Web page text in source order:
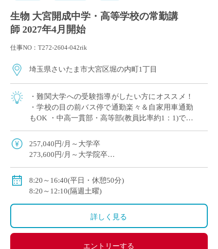
生物 大宮開成中学・高等学校の常勤講
師 2027年4月開始
仕事NO：T272-2604-042rik
埼玉県さいたま市大宮区堀の内町1丁目
・難関大学への受験指導がしたい方にオススメ！
・学校の目の前バス停で通勤楽々＆自家用車通勤
もOK ・中高一貫部・高等部(教員比率約1：1)でス
にした指導を展開
257,040円/月～大学卒
273,600円/月～大学院卒
・各種手当：住宅・講習・入試手当等
初年度：3.69カ月(6月：0.69カ月、12月：3カ月)
2年目以降：5.3カ月(6月：2.3カ月、12月：3.0カ月 )※
・昇給あり
8:20～16:40(平日・休憩50分)
8:20～12:10(隔週土曜)
詳しく見る
エントリーする